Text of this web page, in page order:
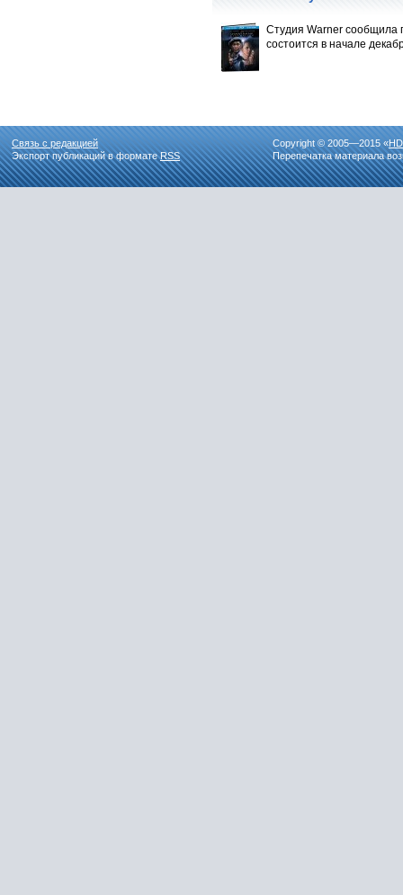
Студия Warner сообщила
состоится в начале
Связь с редакцией
Экспорт публикаций в форматеRSS
Copyright © 2005—2015 «
Перепечатка материала